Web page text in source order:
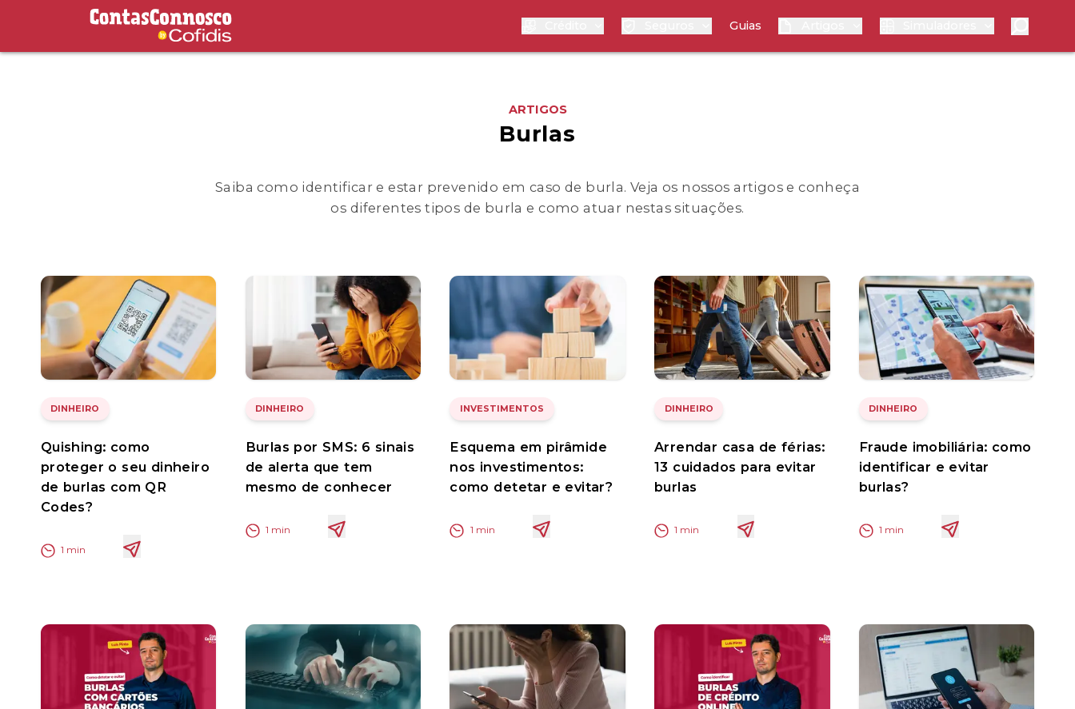
Contas Connosco by Cofidis Guias
ARTIGOS
Burlas
Saiba como identificar e estar prevenido em caso de burla. Veja os nossos artigos e conheça
os diferentes tipos de burla e como atuar nestas situações.
DINHEIRO
Quishing: como
proteger o seu dinheiro
de burlas com QR
Codes?
1 min
DINHEIRO
Burlas por SMS: 6 sinais
de alerta que tem
mesmo de conhecer
1 min
INVESTIMENTOS
Esquema em pirâmide
nos investimentos:
como detetar e evitar?
1 min
DINHEIRO
Arrendar casa de férias:
13 cuidados para evitar
burlas
1 min
DINHEIRO
Fraude imobiliária: como
identificar e evitar
burlas?
1 min